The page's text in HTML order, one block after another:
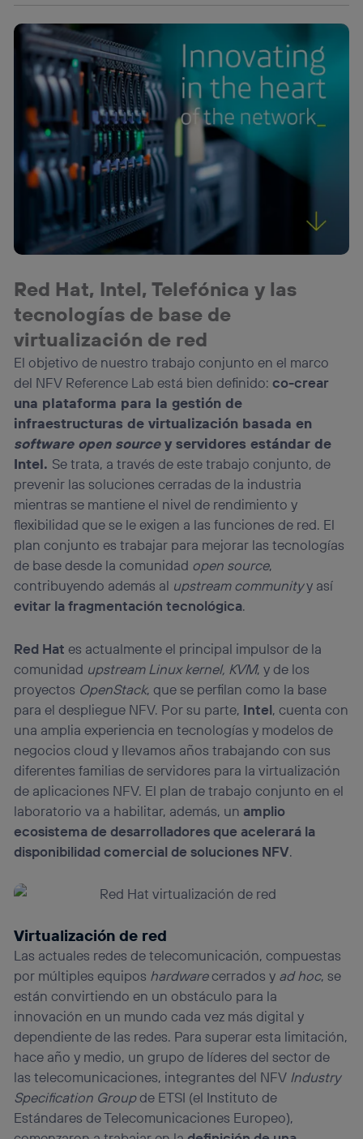
Red Hat, Intel, Telefónica y las
tecnologías de base de
virtualización de red
El objetivo de nuestro trabajo conjunto en el marco
del NFV Reference Lab está bien definido:co-crear
una plataforma para la gestión de
infraestructuras de virtualización basada en
software open sourcey servidores estándar de
Intel. Se trata, a través de este trabajo conjunto, de
prevenir las soluciones cerradas de la industria
mientras se mantiene el nivel de rendimiento y
flexibilidad que se le exigen a las funciones de red. El
plan conjunto es trabajar para mejorar las tecnologías
de base desde la comunidad open source,
contribuyendo además al upstream communityy así
evitar la fragmentación tecnológica.
Red Hat es actualmente el principal impulsor de la
comunidad upstream Linux kernel, KVM, y de los
proyectos OpenStack, que se perfilan como la base
para el despliegue NFV. Por su parte, Intel, cuenta con
una amplia experiencia en tecnologías y modelos de
negocios cloud y llevamos años trabajando con sus
diferentes familias de servidores para la virtualización
de aplicaciones NFV. El plan de trabajo conjunto en el
laboratorio va a habilitar, además, un amplio
ecosistema de desarrolladores que acelerará la
disponibilidad comercial de soluciones NFV.
Virtualización de red
Las actuales redes de telecomunicación, compuestas
por múltiples equipos hardwarecerrados y ad hoc, se
están convirtiendo en un obstáculo para la
innovación en un mundo cada vez más digital y
dependiente de las redes. Para superar esta limitación,
hace año y medio, un grupo de líderes del sector de
las telecomunicaciones, integrantes del NFV Industry
Specification Groupde ETSI (el Instituto de
Estándares de Telecomunicaciones Europeo),
Puedes gestionar los consentimientos Utiq seleccionando
“Administrar Utiq” en la parte inferior de esta página web o
visitando el portal de privacidad de Utiq
(“consenthub”). Para más información, consulta
la
política de privacidad de Utiq.